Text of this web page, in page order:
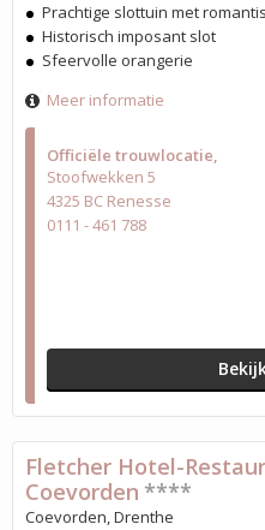
Officiële trouwlocatie
Stoofwekken 5
4325 BC Renesse
0111 - 461 788
Prachtige slottuin met
Historisch imposant slot
Sfeervolle orangerie
Meer informatie
Fletcher Hotel-
Coevorden ****
Coevorden, Drenthe